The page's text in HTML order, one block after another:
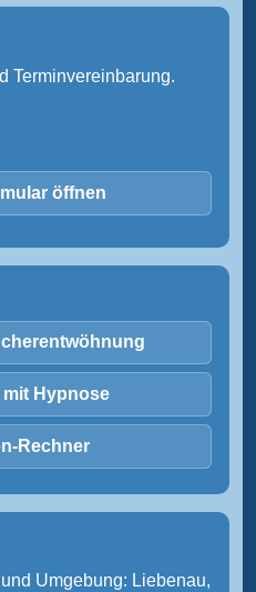
Terminvereinbarung.
öffnen
Hypnose
Rechner
Umgebung: Liebenau,